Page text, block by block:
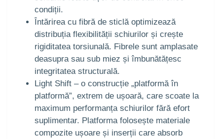
condiții.
Întărirea cu fibră de sticlă optimizează
distribuția flexibilității schiurilor și crește
rigiditatea torsiunală. Fibrele sunt amplasate
deasupra sau sub miez și îmbunătățesc
integritatea structurală.
Light Shift – o construcție „platformă în
platformă”, extrem de ușoară, care scoate la
maximum performanța schiurilor fără efort
suplimentar. Platforma folosește materiale
compozite ușoare și inserții care absorb